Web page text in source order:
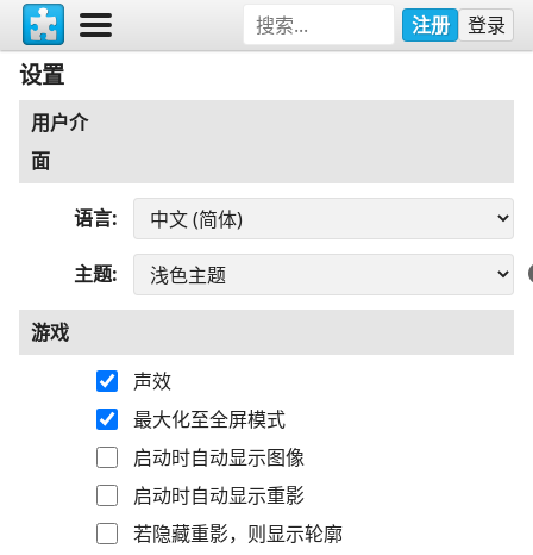
注册 登录
设置
用户介
面
语言
主题
游戏
声效
最大化至全屏模式
启动时自动显示图像
启动时自动显示重影
若隐藏重影，则显示轮廓